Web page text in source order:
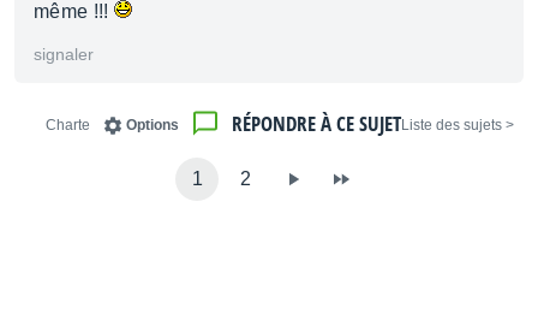
même !!!
signaler
< Liste des sujets
RÉPONDRE À CE SUJET
Options
Charte
1 2